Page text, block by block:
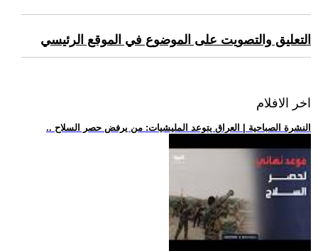
التعليق والتصويت على الموضوع في الموقع الرئيسي
اخر الافلام
.. النشرة الصباحية | العراق يتوعد المليشيات: من يرفض حصر السلاح